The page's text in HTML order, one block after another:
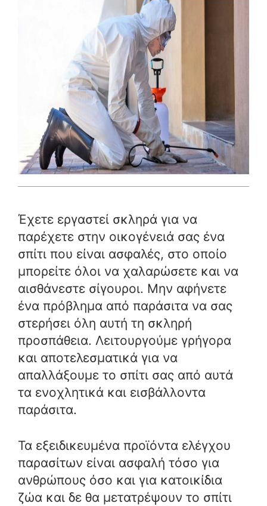
Έχετε εργαστεί σκληρά για να
παρέχετε στην οικογένειά σας ένα
σπίτι που είναι ασφαλές, στο οποίο
μπορείτε όλοι να χαλαρώσετε και να
αισθάνεστε σίγουροι. Μην αφήνετε
ένα πρόβλημα από παράσιτα να σας
στερήσει όλη αυτή τη σκληρή
προσπάθεια. Λειτουργούμε γρήγορα
και αποτελεσματικά για να
απαλλάξουμε το σπίτι σας από αυτά
τα ενοχλητικά και εισβάλλοντα
παράσιτα.
Τα εξειδικευμένα προϊόντα ελέγχου
παρασίτων είναι ασφαλή τόσο για
ανθρώπους όσο και για κατοικίδια
ζώα και δε θα μετατρέψουν το σπίτι